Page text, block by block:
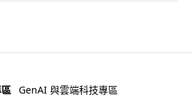
GenAI 與雲端科技專區